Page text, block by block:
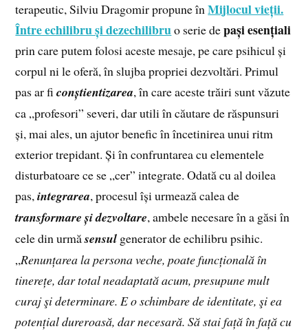
terapeutic, Silviu Dragomir propune înMijlocul vieții.
Între echilibru și dezechilibruo serie depași esențiali
prin care putem folosi aceste mesaje, pe care psihicul și
corpul ni le oferă, în slujba propriei dezvoltări. Primul
pas ar ficonștientizarea, în care aceste trăiri sunt văzute
ca „profesori” severi, dar utili în căutare de răspunsuri
și, mai ales, un ajutor benefic în încetinirea unui ritm
exterior trepidant. Și în confruntarea cu elementele
disturbatoare ce se „cer” integrate. Odată cu al doilea
pas, integrarea, procesul își urmează calea de
transformare și dezvoltare, ambele necesare în a găsi în
cele din urmăsensul generator de echilibru psihic.
„Renunțarea la persona veche, poate funcțională în
tinerețe, dar total neadaptată acum, presupune mult
curaj şi determinare. E o schimbare de identitate, şi ea
potențial dureroasă, dar necesară. Să stai față în față cu